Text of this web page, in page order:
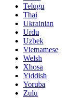
Telugu
Thai
Ukrainian
Urdu
Uzbek
Vietnamese
Welsh
Xhosa
Yiddish
Yoruba
Zulu